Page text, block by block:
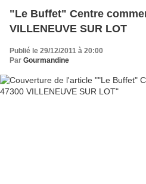
"Le Buffet" Centre
VILLENEUVE SUR LOT
Publié le 29/12/2011 à 20:00
Par Gourmandine